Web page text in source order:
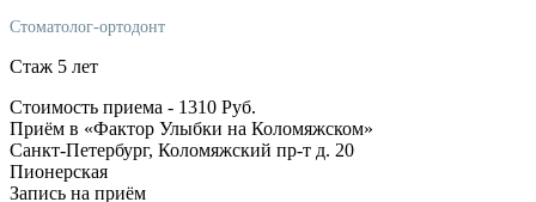
Стоматолог-ортодонт
Стаж 5 лет
Стоимость приема - 1310 Руб.
Приём в «Фактор Улыбки на Коломяжском»
Санкт-Петербург, Коломяжский пр-т д. 20
Пионерская
Запись на приём